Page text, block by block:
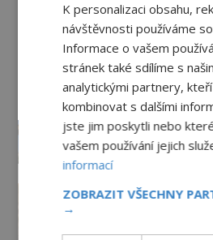
Kam zmizely
Relikvie,
dodnes budí
6.8.2026
Železný
sloup už 1
5.8.2026
Zrod legend
Opravdu na
K personalizaci obsahu,
návštěvnosti používáme
Informace o vašem
stránek také sdílíme s
analytickými partnery,
kombinovat s dalšími
jste jim poskytli nebo
vašem používání jejich
informací
ZOBRAZIT VŠECHNY
→